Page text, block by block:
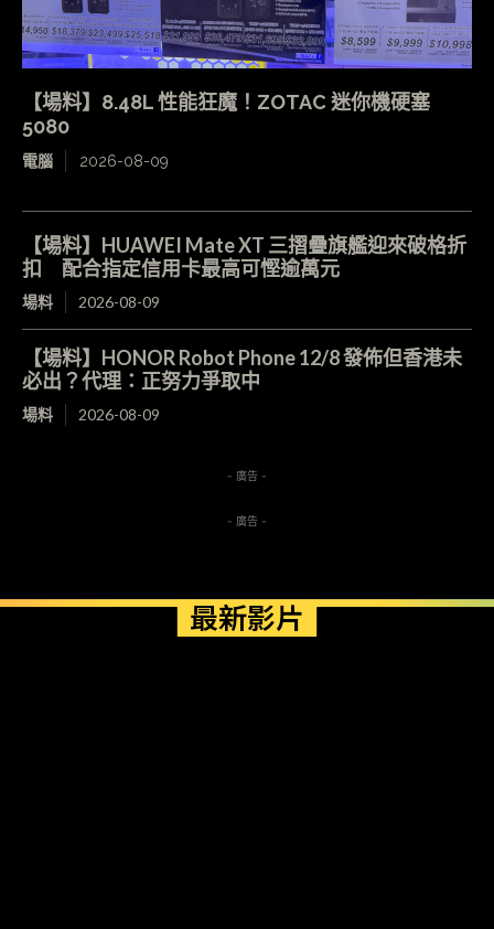
【場料】8.48L 性能狂魔！ZOTAC 迷你機硬塞
5080
電腦 2026-08-09
【場料】HUAWEI Mate XT 三摺疊旗艦迎來破格折
扣 配合指定信用卡最高可慳逾萬元
場料 2026-08-09
【場料】HONOR Robot Phone 12/8 發佈但香港未
必出？代理：正努力爭取中
場料 2026-08-09
- 廣告 -
- 廣告 -
最新影片